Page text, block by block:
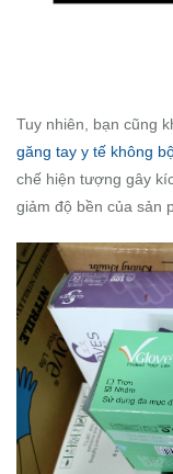
Tuy nhiên, bạn cũng
găng tay y tế không
chế hiện tượng gây
giảm độ bền của sản